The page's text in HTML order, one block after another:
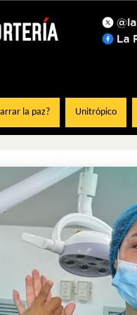
la paz? Unitrópico